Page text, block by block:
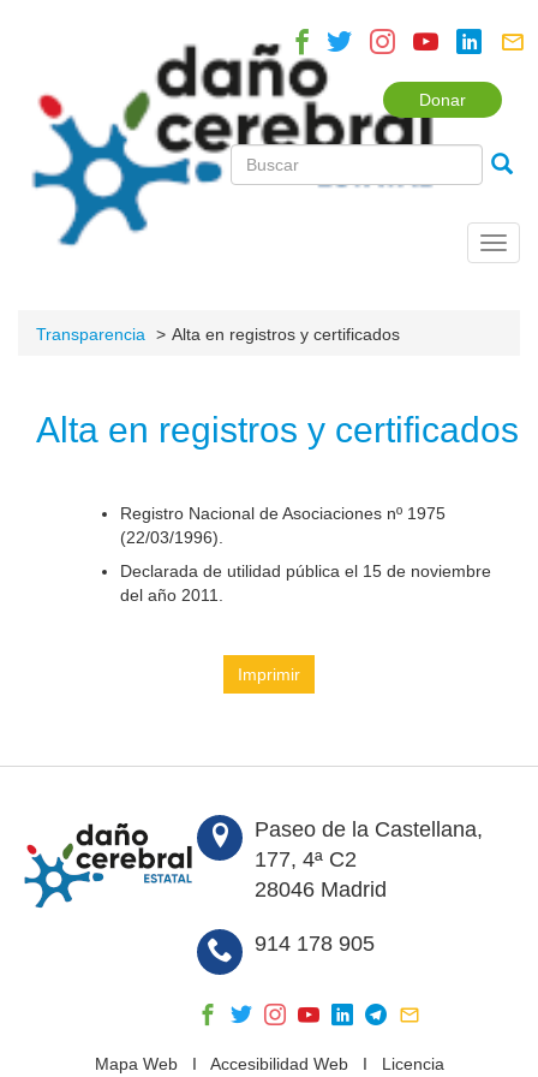
Donar
Transparencia Alta en registros y certificados
Alta en registros y certificados
Registro Nacional de Asociaciones nº 1975
(22/03/1996).
Declarada de utilidad pública el 15 de noviembre
del año 2011.
Imprimir
Paseo de la Castellana,
177, 4ª C2
28046 Madrid
914 178 905
Mapa WebI Accesibilidad WebI Licencia